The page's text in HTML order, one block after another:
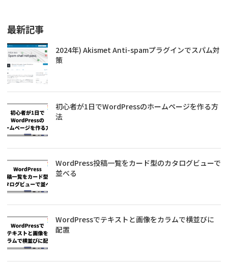
最新記事
2024年) Akismet Anti-spamプラグインでスパム対
策
初心者が1日でWordPressのホームページを作る方
法
WordPress投稿一覧をカード型のカタログビューで
並べる
WordPressでテキストと画像をカラムで横並びに
配置